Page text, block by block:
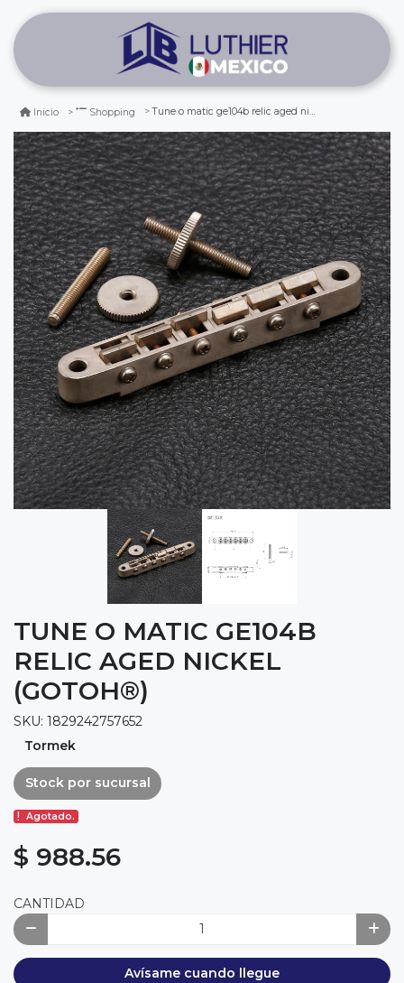
Inicio Shopping Tune o matic ge104b relic aged nickel (gotoh®)
TUNE O MATIC GE104B
RELIC AGED NICKEL
(GOTOH®)
SKU: 1829242757652
Tormek
Stock por sucursal
Agotado.
$ 988.56
CANTIDAD
Avísame cuando llegue